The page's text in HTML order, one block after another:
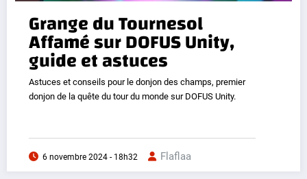
Grange du Tournesol
Affamé sur DOFUS Unity,
guide et astuces
Astuces et conseils pour le donjon des champs, premier
donjon de la quête du tour du monde sur DOFUS Unity.
6 novembre 2024 - 18h32 Flaflaa